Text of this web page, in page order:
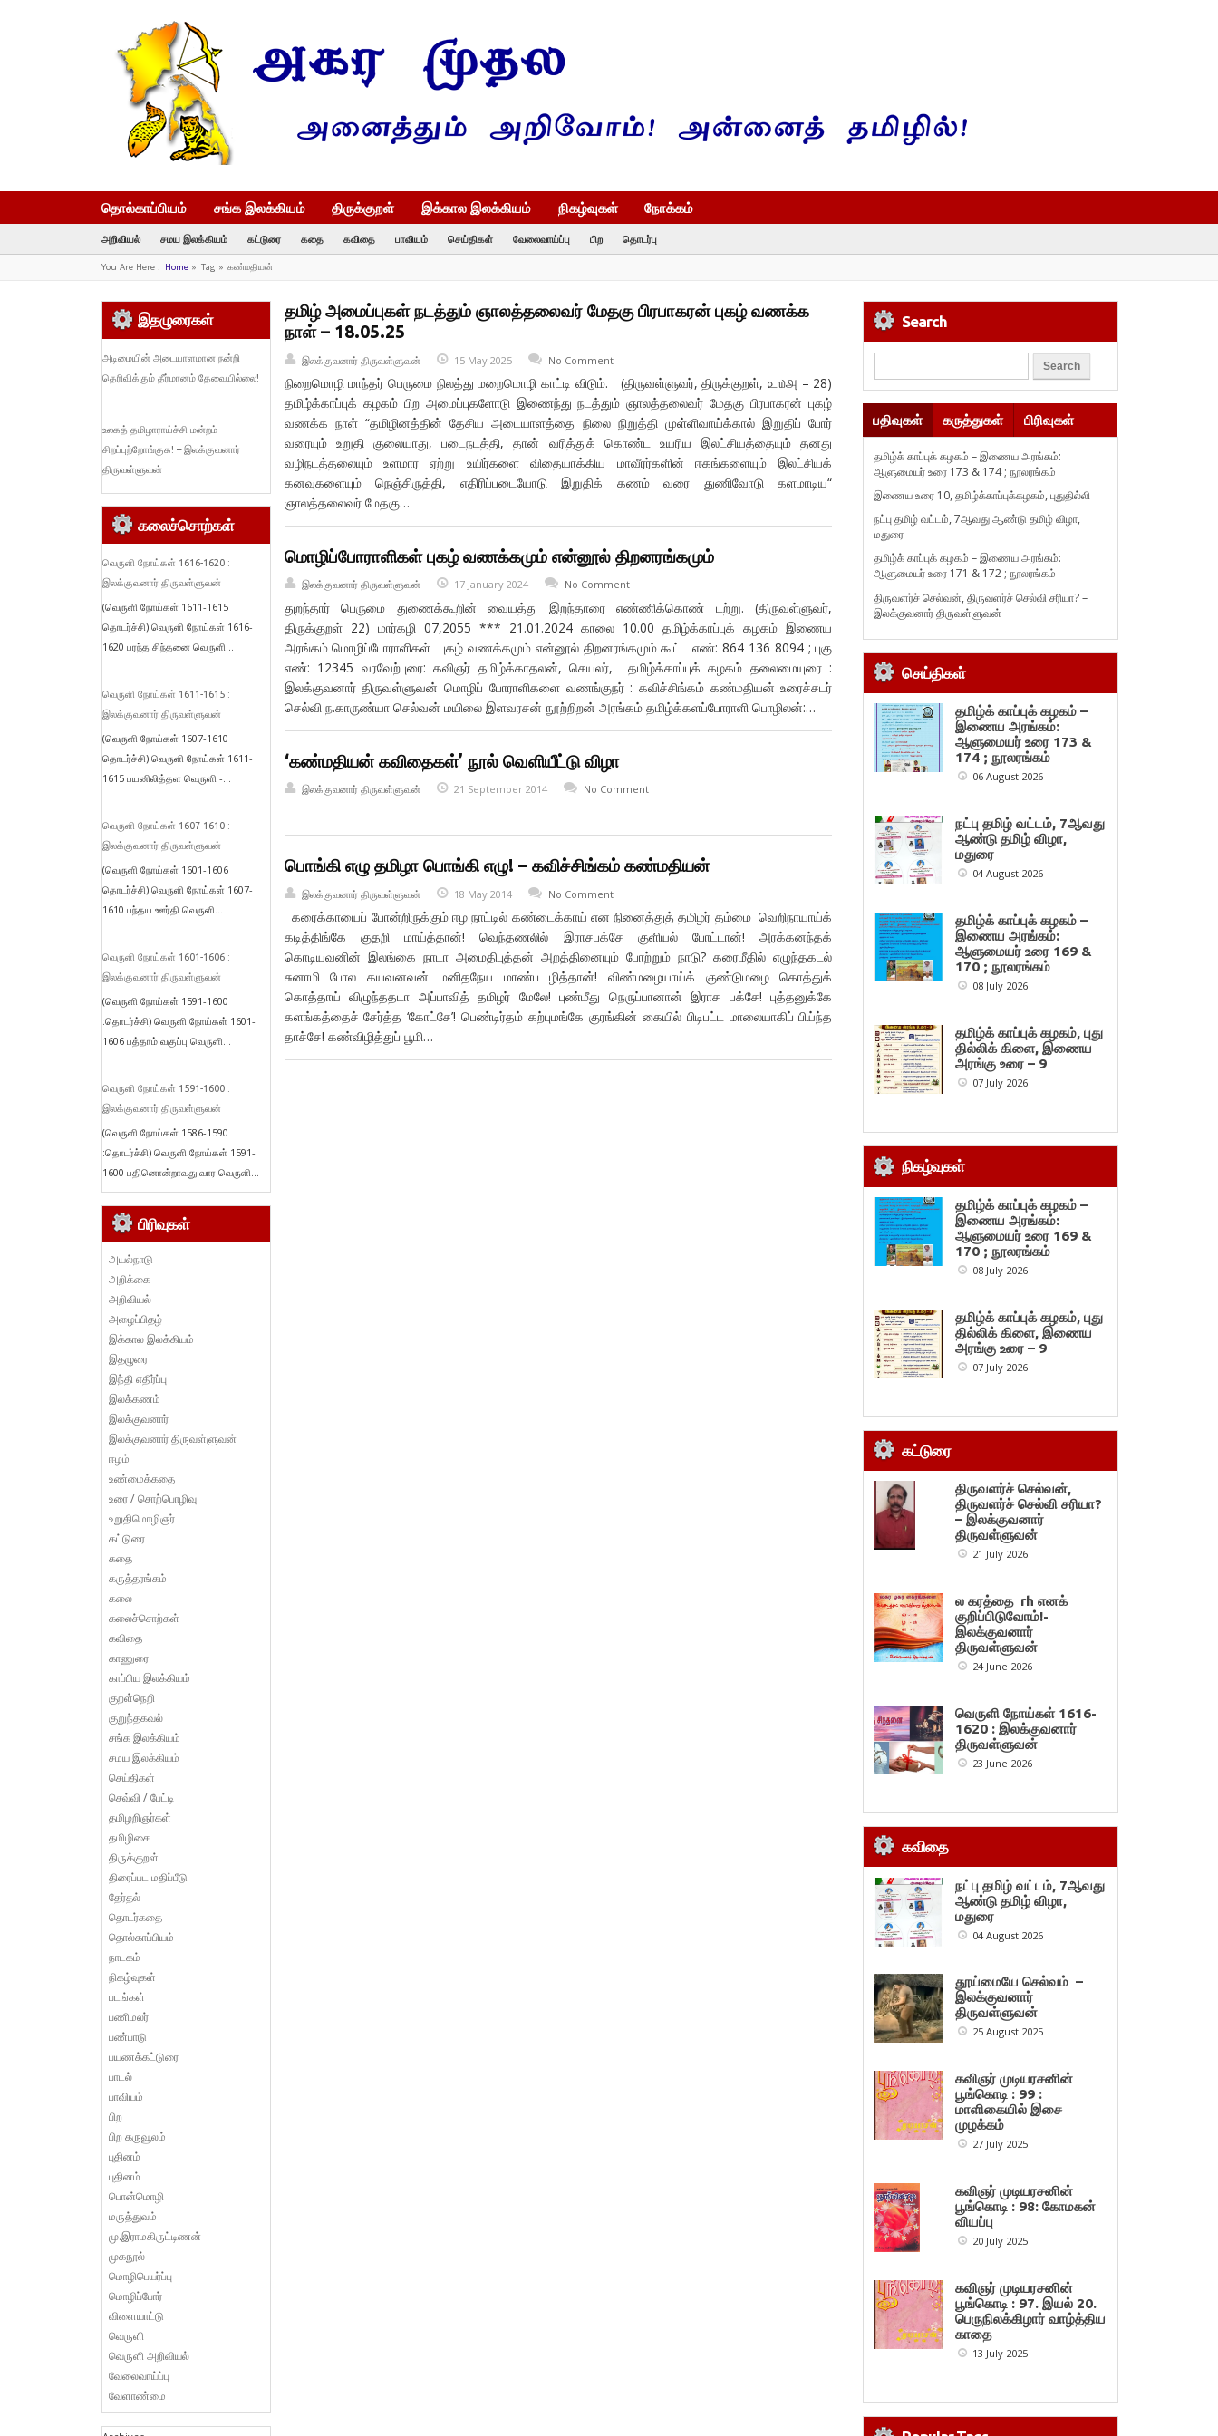
தொல்காப்பியம் சங்க இலக்கியம் திருக்குறள் இக்கால இலக்கியம் நிகழ்வுகள் நோக்கம்
அறிவியல் சமய இலக்கியம் கட்டுரை கதை கவிதை பாவியம் செய்திகள் வேலைவாய்ப்பு பிற தொடர்பு
You Are Here : Home» Tag » கண்மதியன்
தமிழ் அமைப்புகள் நடத்தும் ஞாலத்தலைவர் மேதகு பிரபாகரன் புகழ் வணக்க
நாள் – 18.05.25
இலக்குவனார் திருவள்ளுவன் 15 May 2025 No Comment
நிறைமொழி மாந்தர் பெருமை நிலத்து மறைமொழி காட்டி விடும். (திருவள்ளுவர், திருக்குறள், ௨௰௮ – 28)
தமிழ்க்காப்புக் கழகம் பிற அமைப்புகளோடு இணைந்து நடத்தும் ஞாலத்தலைவர் மேதகு பிரபாகரன் புகழ்
வணக்க நாள் “தமிழினத்தின் தேசிய அடையாளத்தை நிலை நிறுத்தி முள்ளிவாய்க்கால் இறுதிப் போர்
வரையும் உறுதி குலையாது, படைநடத்தி, தான் வரித்துக் கொண்ட உயரிய இலட்சியத்தையும் தனது
வழிநடத்தலையும் உளமார ஏற்று உயிர்களை விதையாக்கிய மாவீரர்களின் ஈகங்களையும் இலட்சியக்
கனவுகளையும் நெஞ்சிருத்தி, எதிரிப்படையோடு இறுதிக் கணம் வரை துணிவோடு களமாடிய“
ஞாலத்தலைவர் மேதகு…
மொழிப்போராளிகள் புகழ் வணக்கமும் என்னூல் திறனரங்கமும்
இலக்குவனார் திருவள்ளுவன் 17 January 2024 No Comment
துறந்தார் பெருமை துணைக்கூறின் வையத்து இறந்தாரை எண்ணிக்கொண் டற்று. (திருவள்ளுவர்,
திருக்குறள் 22) மார்கழி 07,2055 *** 21.01.2024 காலை 10.00 தமிழ்க்காப்புக் கழகம் இணைய
அரங்கம் மொழிப்போராளிகள் புகழ் வணக்கமும் என்னூல் திறனரங்கமும் கூட்ட எண்: 864 136 8094 ; புகு
எண்: 12345 வரவேற்புரை: கவிஞர் தமிழ்க்காதலன், செயலர், தமிழ்க்காப்புக் கழகம் தலைமையுரை :
இலக்குவனார் திருவள்ளுவன் மொழிப் போராளிகளை வணங்குநர் : கவிச்சிங்கம் கண்மதியன் உரைச்சடர்
செல்வி ந.காருண்யா செல்வன் மயிலை இளவரசன் நூற்றிறன் அரங்கம் தமிழ்க்களப்போராளி பொழிலன்:…
‘கண்மதியன் கவிதைகள்’ நூல் வெளியீட்டு விழா
இலக்குவனார் திருவள்ளுவன் 21 September 2014 No Comment
பொங்கி எழு தமிழா பொங்கி எழு! – கவிச்சிங்கம் கண்மதியன்
இலக்குவனார் திருவள்ளுவன் 18 May 2014 No Comment
கரைக்காயைப் போன்றிருக்கும் ஈழ நாட்டில் கண்டைக்காய் என நினைத்துத் தமிழர் தம்மை வெறிநாயாய்க்
கடித்திங்கே குதறி மாய்த்தான்! வெந்தணலில் இராசபக்சே குளியல் போட்டான்! அரக்கனந்தக்
கொடியவனின் இலங்கை நாடா அமைதிபுத்தன் அறத்தினையும் போற்றும் நாடு? கரைமீதில் எழுந்தகடல்
சுனாமி போல கயவனவன் மனிதநேய மாண்ப ழித்தான்! விண்மழையாய்க் குண்டுமழை கொத்துக்
கொத்தாய் விழுந்ததடா அப்பாவித் தமிழர் மேலே! புண்மீது நெருப்பானான் இராச பக்சே! புத்தனுக்கே
களங்கத்தைச் சேர்த்த ‘கோட்சே’! பெண்டிர்தம் கற்புமங்கே குரங்கின் கையில் பிடிபட்ட மாலையாகிப் பிய்ந்த
தாச்சே! கண்விழித்துப் பூமி…
இதழுரைகள்
அடிமையின் அடையாளமான நன்றி
தெரிவிக்கும் தீர்மானம் தேவையில்லை!
உலகத் தமிழாராய்ச்சி மன்றம்
சிறப்புற்றோங்குக! – இலக்குவனார்
திருவள்ளுவன்
கலைச்சொற்கள்
வெருளி நோய்கள் 1616-1620 :
இலக்குவனார் திருவள்ளுவன்
(வெருளி நோய்கள் 1611-1615
தொடர்ச்சி) வெருளி நோய்கள் 1616-
1620 பரந்த சிந்தனை வெருளி...
வெருளி நோய்கள் 1611-1615 :
இலக்குவனார் திருவள்ளுவன்
(வெருளி நோய்கள் 1607-1610
தொடர்ச்சி) வெருளி நோய்கள் 1611-
1615 பயனிலித்தள வெருளி -...
வெருளி நோய்கள் 1607-1610 :
இலக்குவனார் திருவள்ளுவன்
(வெருளி நோய்கள் 1601-1606
தொடர்ச்சி) வெருளி நோய்கள் 1607-
1610 பந்தய ஊர்தி வெருளி...
வெருளி நோய்கள் 1601-1606 :
இலக்குவனார் திருவள்ளுவன்
(வெருளி நோய்கள் 1591-1600
:தொடர்ச்சி) வெருளி நோய்கள் 1601-
1606 பத்தாம் வகுப்பு வெருளி...
வெருளி நோய்கள் 1591-1600 :
இலக்குவனார் திருவள்ளுவன்
(வெருளி நோய்கள் 1586-1590
:தொடர்ச்சி) வெருளி நோய்கள் 1591-
1600 பதினொன்றாவது வார வெருளி...
பிரிவுகள்
அயல்நாடு
அறிக்கை
அறிவியல்
அழைப்பிதழ்
இக்கால இலக்கியம்
இதழுரை
இந்தி எதிர்ப்பு
இலக்கணம்
இலக்குவனார்
இலக்குவனார் திருவள்ளுவன்
ஈழம்
உண்மைக்கதை
உரை / சொற்பொழிவு
உறுதிமொழிஞர்
கட்டுரை
கதை
கருத்தரங்கம்
கலை
கலைச்சொற்கள்
கவிதை
காணுரை
காப்பிய இலக்கியம்
குறள்நெறி
குறுந்தகவல்
சங்க இலக்கியம்
சமய இலக்கியம்
செய்திகள்
செவ்வி / பேட்டி
தமிழறிஞர்கள்
தமிழிசை
திருக்குறள்
திரைப்பட மதிப்பீடு
தேர்தல்
தொடர்கதை
தொல்காப்பியம்
நாடகம்
நிகழ்வுகள்
படங்கள்
பணிமலர்
பண்பாடு
பயணக்கட்டுரை
பாடல்
பாவியம்
பிற
பிற கருவூலம்
புதினம்
புதினம்
பொன்மொழி
மருத்துவம்
மு.இராமகிருட்டிணன்
முகநூல்
மொழிபெயர்ப்பு
மொழிப்போர்
விளையாட்டு
வெருளி
வெருளி அறிவியல்
வேலைவாய்ப்பு
வேளாண்மை
Search
பதிவுகள் கருத்துகள் பிரிவுகள்
தமிழ்க் காப்புக் கழகம் – இணைய அரங்கம்:
ஆளுமையர் உரை 173 & 174 ; நூலரங்கம்
இணைய உரை 10, தமிழ்க்காப்புக்கழகம், புதுதில்லி
நட்பு தமிழ் வட்டம், 7ஆவது ஆண்டு தமிழ் விழா,
மதுரை
தமிழ்க் காப்புக் கழகம் – இணைய அரங்கம்:
ஆளுமையர் உரை 171 & 172 ; நூலரங்கம்
திருவளர்ச் செல்வன், திருவளர்ச் செல்வி சரியா? –
இலக்குவனார் திருவள்ளுவன்
செய்திகள்
தமிழ்க் காப்புக் கழகம் –
இணைய அரங்கம்:
ஆளுமையர் உரை 173 &
174 ; நூலரங்கம்
06 August 2026
நட்பு தமிழ் வட்டம், 7ஆவது
ஆண்டு தமிழ் விழா,
மதுரை
04 August 2026
தமிழ்க் காப்புக் கழகம் –
இணைய அரங்கம்:
ஆளுமையர் உரை 169 &
170 ; நூலரங்கம்
08 July 2026
தமிழ்க் காப்புக் கழகம், புது
தில்லிக் கிளை, இணைய
அரங்கு உரை – 9
07 July 2026
நிகழ்வுகள்
தமிழ்க் காப்புக் கழகம் –
இணைய அரங்கம்:
ஆளுமையர் உரை 169 &
170 ; நூலரங்கம்
08 July 2026
தமிழ்க் காப்புக் கழகம், புது
தில்லிக் கிளை, இணைய
அரங்கு உரை – 9
07 July 2026
கட்டுரை
திருவளர்ச் செல்வன்,
திருவளர்ச் செல்வி சரியா?
– இலக்குவனார்
திருவள்ளுவன்
21 July 2026
ல கரத்தை rh எனக்
குறிப்பிடுவோம்!-
இலக்குவனார்
திருவள்ளுவன்
24 June 2026
வெருளி நோய்கள் 1616-
1620 : இலக்குவனார்
திருவள்ளுவன்
23 June 2026
கவிதை
நட்பு தமிழ் வட்டம், 7ஆவது
ஆண்டு தமிழ் விழா,
மதுரை
04 August 2026
தூய்மையே செல்வம் –
இலக்குவனார்
திருவள்ளுவன்
25 August 2025
கவிஞர் முடியரசனின்
பூங்கொடி : 99 :
மாளிகையில் இசை
முழக்கம்
27 July 2025
கவிஞர் முடியரசனின்
பூங்கொடி : 98: கோமகன்
வியப்பு
20 July 2025
கவிஞர் முடியரசனின்
பூங்கொடி : 97. இயல் 20.
பெருநிலக்கிழார் வாழ்த்திய
காதை
13 July 2025